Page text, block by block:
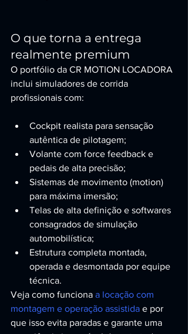
O que torna a entrega
realmente premium
O portfólio da CR MOTION LOCADORA
inclui simuladores de corrida
profissionais com:
Cockpit realista para sensação
autêntica de pilotagem;
Volante com force feedback e
pedais de alta precisão;
Sistemas de movimento (motion)
para máxima imersão;
Telas de alta definição e softwares
consagrados de simulação
automobilística;
Estrutura completa montada,
operada e desmontada por equipe
técnica.
Veja como funciona a locação com
montagem e operação assistida e por
que isso evita paradas e garante uma